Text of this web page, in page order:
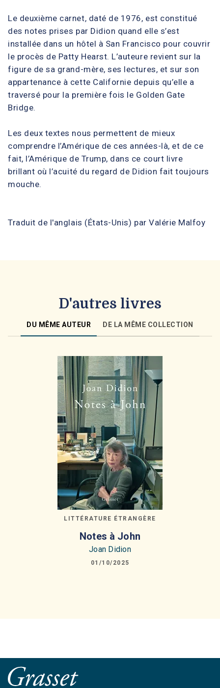
Le deuxième carnet, daté de 1976, est constitué
des notes prises par Didion quand elle s’est
installée dans un hôtel à San Francisco pour couvrir
le procès de Patty Hearst. L’auteure revient sur la
figure de sa grand-mère, ses lectures, et sur son
appartenance à cette Californie depuis qu’elle a
traversé pour la première fois le Golden Gate
Bridge.
Les deux textes nous permettent de mieux
comprendre l’Amérique de ces années-là, et de ce
fait, l’Amérique de Trump, dans ce court livre
brillant où l’acuité du regard de Didion fait toujours
mouche.
Traduit de l'anglais (États-Unis) par Valérie Malfoy
D'autres livres
DU MÊME AUTEUR DE LA MÊME COLLECTION
LITTÉRATURE ÉTRANGÈRE
Notes à John
Joan Didion
01/10/2025